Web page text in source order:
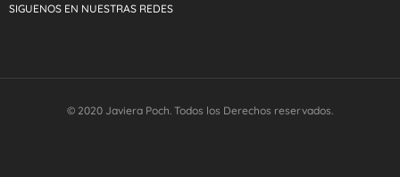
SIGUENOS EN NUESTRAS REDES
© 2020 Javiera Poch. Todos los Derechos reservados.